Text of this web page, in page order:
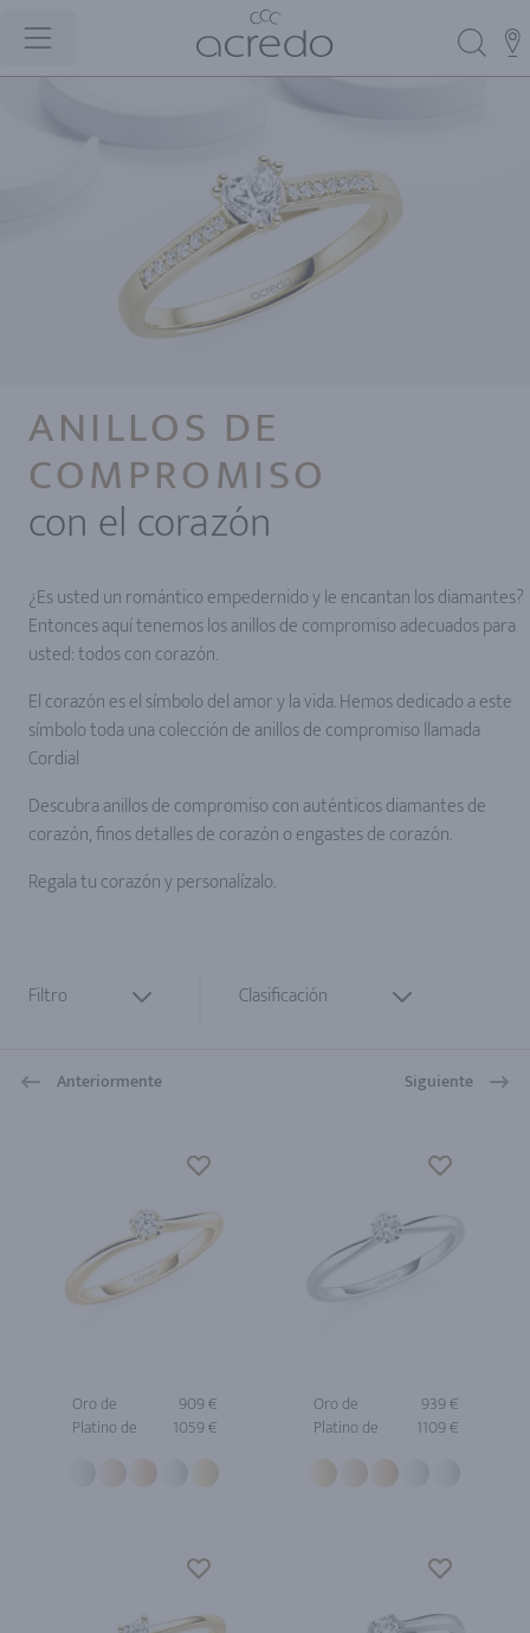
ANILLOS DE
COMPROMISO
con el corazón
¿Es usted un romántico empedernido y le encantan los diamantes?
Entonces aquí tenemos los anillos de compromiso adecuados para
usted: todos con corazón.
El corazón es el símbolo del amor y la vida. Hemos dedicado a este
símbolo toda una colección de anillos de compromiso llamada
Cordial
Descubra anillos de compromiso con auténticos diamantes de
corazón, finos detalles de corazón o engastes de corazón.
Regala tu corazón y personalízalo.
Filtro Clasificación
Anteriormente Siguiente
Oro de
909 €
Platino de
1059 €
Oro de
939 €
Platino de
1109 €